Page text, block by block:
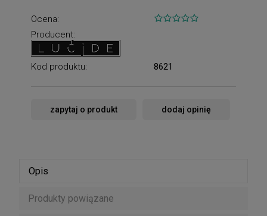
Ocena:
Producent:
Kod produktu: 8621
zapytaj o produkt dodaj opinię
Opis
Produkty powiązane